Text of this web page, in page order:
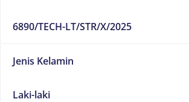
6890/TECH-LT/STR/X/2025
Jenis Kelamin
Laki-laki